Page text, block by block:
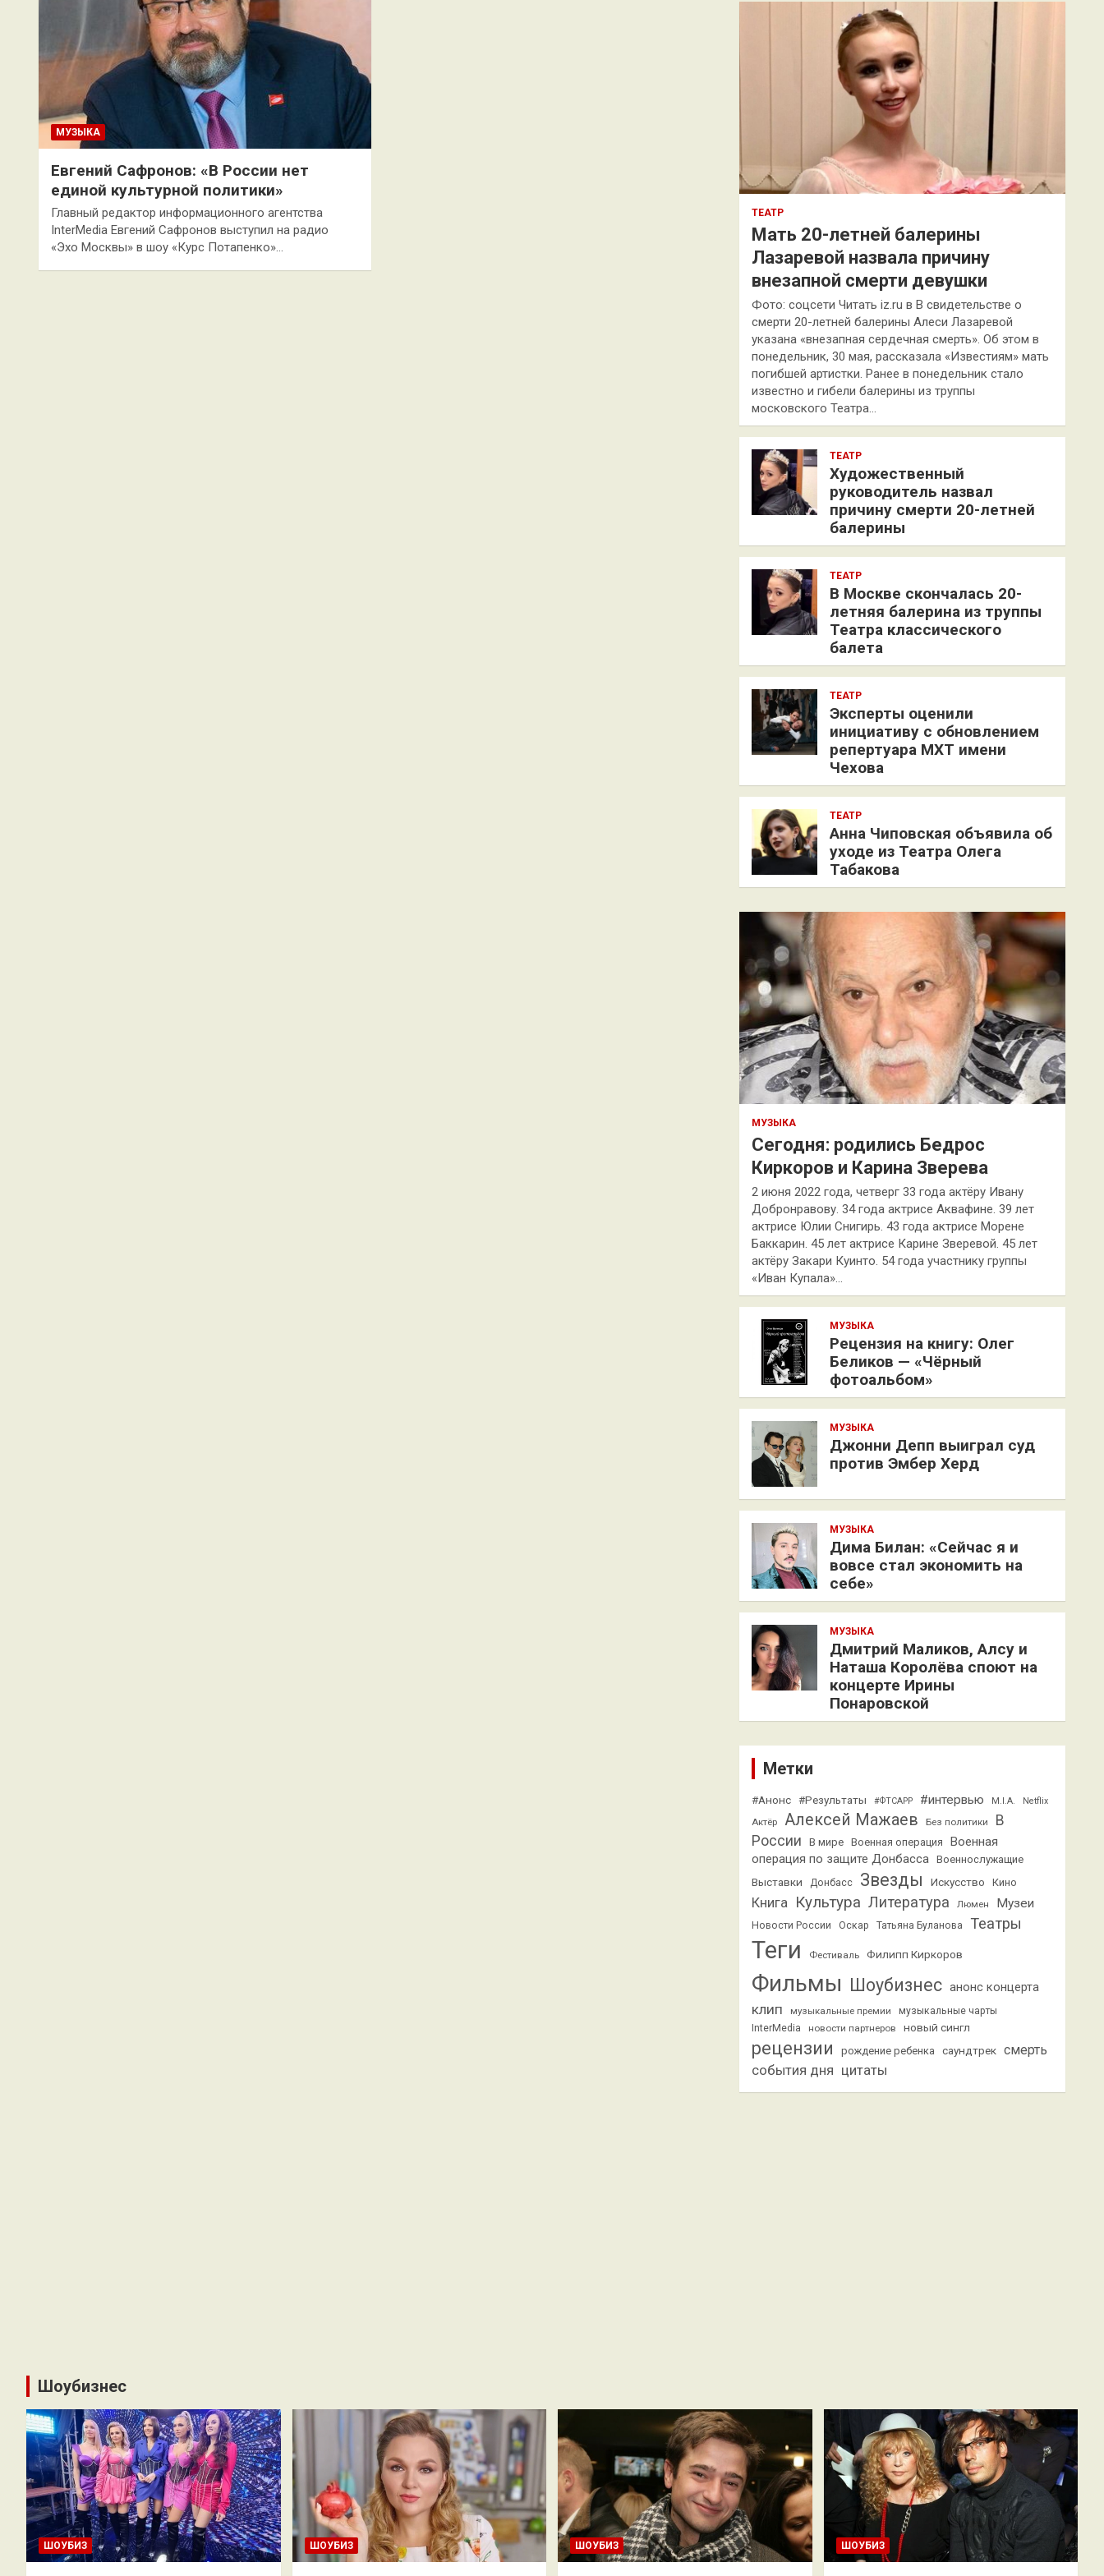
МУЗЫКА
Евгений Сафронов: «В России нет
единой культурной политики»
Главный редактор информационного агентства
InterMedia Евгений Сафронов выступил на радио
«Эхо Москвы» в шоу «Курс Потапенко»…
к
ТЕАТР
Мать 20-летней балерины
Лазаревой назвала причину
внезапной смерти девушки
Фото: соцсети Читать iz.ru в В свидетельстве о
смерти 20-летней балерины Алеси Лазаревой
указана «внезапная сердечная смерть». Об этом в
понедельник, 30 мая, рассказала «Известиям» мать
погибшей артистки. Ранее в понедельник стало
известно и гибели балерины из труппы
московского Театра…
ТЕАТР
Художественный
руководитель назвал
причину смерти 20-летней
балерины
ТЕАТР
В Москве скончалась 20-
летняя балерина из труппы
Театра классического
балета
ТЕАТР
Эксперты оценили
инициативу с обновлением
репертуара МХТ имени
Чехова
ТЕАТР
Анна Чиповская объявила об
уходе из Театра Олега
Табакова
МУЗЫКА
Сегодня: родились Бедрос
Киркоров и Карина Зверева
2 июня 2022 года, четверг 33 года актёру Ивану
Добронравову. 34 года актрисе Аквафине. 39 лет
актрисе Юлии Снигирь. 43 года актрисе Морене
Баккарин. 45 лет актрисе Карине Зверевой. 45 лет
актёру Закари Куинто. 54 года участнику группы
«Иван Купала»…
МУЗЫКА
Рецензия на книгу: Олег
Беликов — «Чёрный
фотоальбом»
МУЗЫКА
Джонни Депп выиграл суд
против Эмбер Херд
МУЗЫКА
Дима Билан: «Сейчас я и
вовсе стал экономить на
себе»
МУЗЫКА
Дмитрий Маликов, Алсу и
Наташа Королёва споют на
концерте Ирины
Понаровской
Метки
#Анонс #Результаты #ФТСАРР #интервью M.I.A. Netflix
Актёр Алексей Мажаев Без политики
В
России
В мире Военная операция
Военная
операция по защите Донбасса
Военнослужащие
Выставки Донбасс Звезды Искусство Кино
Книга Культура Литература Люмен Музеи
Новости России Оскар Татьяна Буланова Театры
Теги Фестиваль Филипп Киркоров
Фильмы Шоубизнес анонс концерта
клип музыкальные премии
музыкальные чарты
InterMedia
новости партнеров новый сингл
рецензии рождение ребенка саундтрек смерть
события дня цитаты
Шоубизнес
ШОУБИЗ ШОУБИЗ ШОУБИЗ ШОУБИЗ